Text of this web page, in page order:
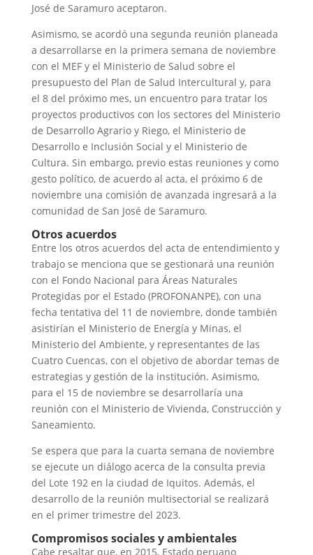
José de Saramuro aceptaron.
Asimismo, se acordó una segunda reunión planeada
a desarrollarse en la primera semana de noviembre
con el MEF y el Ministerio de Salud sobre el
presupuesto del Plan de Salud Intercultural y, para
el 8 del próximo mes, un encuentro para tratar los
proyectos productivos con los sectores del Ministerio
de Desarrollo Agrario y Riego, el Ministerio de
Desarrollo e Inclusión Social y el Ministerio de
Cultura. Sin embargo, previo estas reuniones y como
gesto político, de acuerdo al acta, el próximo 6 de
noviembre una comisión de avanzada ingresará a la
comunidad de San José de Saramuro.
Otros acuerdos
Entre los otros acuerdos del acta de entendimiento y
trabajo se menciona que se gestionará una reunión
con el Fondo Nacional para Áreas Naturales
Protegidas por el Estado (PROFONANPE), con una
fecha tentativa del 11 de noviembre, donde también
asistirían el Ministerio de Energía y Minas, el
Ministerio del Ambiente, y representantes de las
Cuatro Cuencas, con el objetivo de abordar temas de
estrategias y gestión de la institución. Asimismo,
para el 15 de noviembre se desarrollaría una
reunión con el Ministerio de Vivienda, Construcción y
Saneamiento.
Se espera que para la cuarta semana de noviembre
se ejecute un diálogo acerca de la consulta previa
del Lote 192 en la ciudad de Iquitos. Además, el
desarrollo de la reunión multisectorial se realizará
en el primer trimestre del 2023.
Compromisos sociales y ambientales
Cabe resaltar que, en 2015, Estado peruano